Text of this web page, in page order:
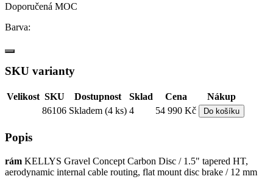
Doporučená MOC
Barva:
SKU varianty
Velikost SKU Dostupnost Sklad Cena
Nákup
86106 Skladem (4 ks) 4 54 990 Kč Do košíku
Popis
rám KELLYS Gravel Concept Carbon Disc / 1.5" tapered HT,
aerodynamic internal cable routing, flat mount disc brake / 12 mm